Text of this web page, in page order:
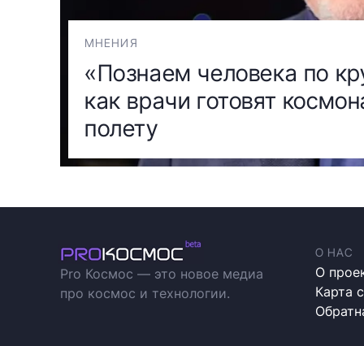
МНЕНИЯ
«Познаем человека по
как врачи готовят
полету
Pro Космос — это новое медиа
про космос и технологии.
О НАС
О
Карта